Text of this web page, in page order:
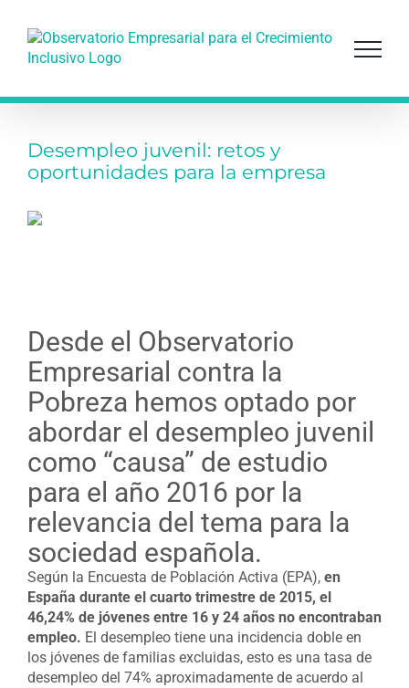
contenido
Desempleo juvenil: retos y
oportunidades para la empresa
Desde el Observatorio
Empresarial contra la
Pobreza hemos optado por
abordar el desempleo juvenil
como “causa” de estudio
para el año 2016 por la
relevancia del tema para la
sociedad española.
Según la Encuesta de Población Activa (EPA), en
España durante el cuarto trimestre de 2015, el
46,24% de jóvenes entre 16 y 24 años no encontraban
empleo. El desempleo tiene una incidencia doble en
los jóvenes de familias excluidas, esto es una tasa de
desempleo del 74% aproximadamente de acuerdo al